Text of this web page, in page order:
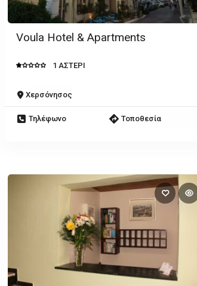
Voula Hotel & Apartments
1 ΑΣΤΕΡΙ
Χερσόνησος
Τηλέφωνο Τοποθεσία